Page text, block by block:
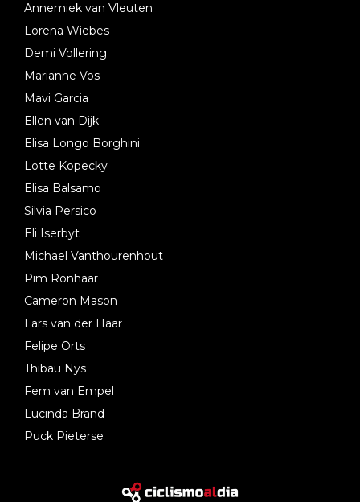
Annemiek van Vleuten
Lorena Wiebes
Demi Vollering
Marianne Vos
Mavi Garcia
Ellen van Dijk
Elisa Longo Borghini
Lotte Kopecky
Elisa Balsamo
Silvia Persico
Eli Iserbyt
Michael Vanthourenhout
Pim Ronhaar
Cameron Mason
Lars van der Haar
Felipe Orts
Thibau Nys
Fem van Empel
Lucinda Brand
Puck Pieterse